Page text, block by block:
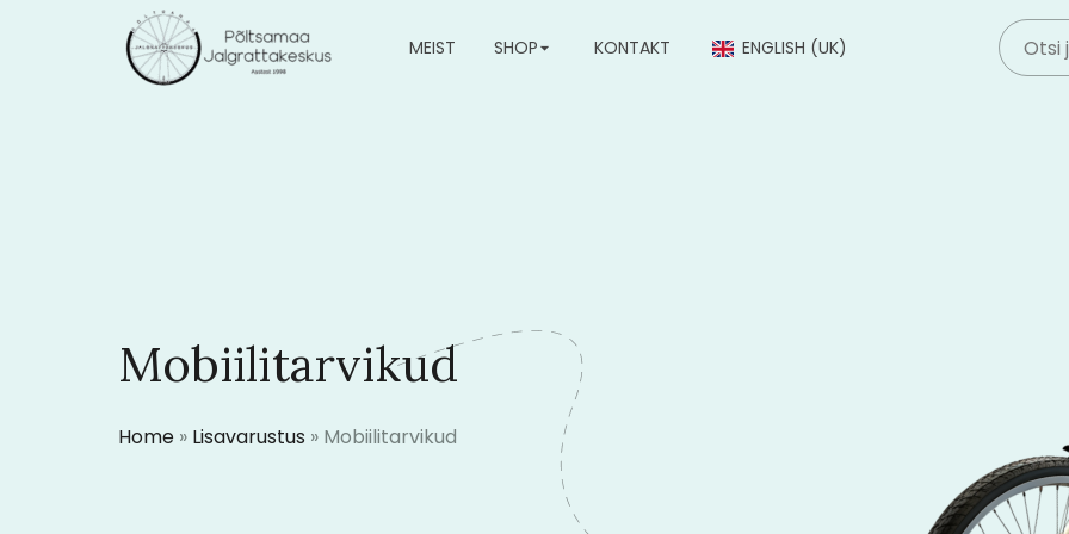
MEIST SHOP KONTAKT ENGLISH (UK)
Mobiilitarvikud
Home » Lisavarustus » Mobiilitarvikud